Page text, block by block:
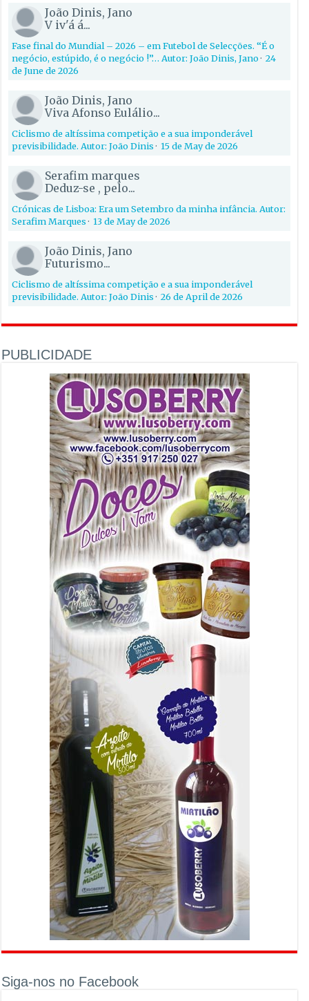
João Dinis, Jano
V iv'á á...
Fase final do Mundial – 2026 – em Futebol de Selecções. “É o
negócio, estúpido, é o negócio !”… Autor: João Dinis, Jano·24
de June de 2026
João Dinis, Jano
Viva Afonso Eulálio...
Ciclismo de altíssima competição e a sua imponderável
previsibilidade. Autor: João Dinis·15 de May de 2026
Serafim marques
Deduz-se , pelo...
Crónicas de Lisboa: Era um Setembro da minha infância. Autor:
Serafim Marques·13 de May de 2026
João Dinis, Jano
Futurismo...
Ciclismo de altíssima competição e a sua imponderável
previsibilidade. Autor: João Dinis·26 de April de 2026
PUBLICIDADE
Siga-nos no Facebook